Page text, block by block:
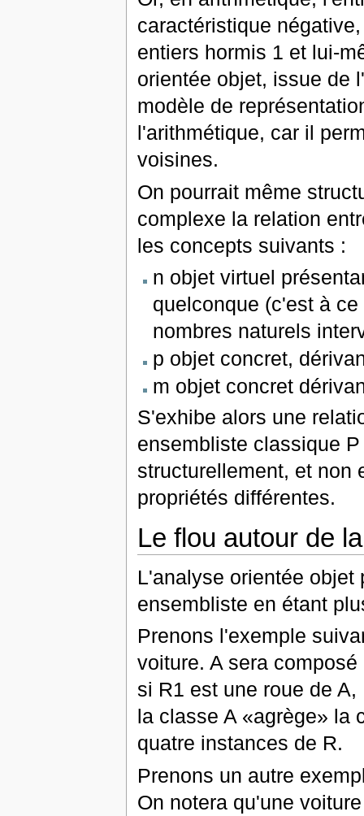
caractéristique
entiers hormis 1 et lui-
orientée objet, issue de
modèle de
l'arithmétique, car il
voisines.
On pourrait même
complexe la relation
les concepts suivants :
n objet virtuel
quelconque (c'est à
nombres naturels
p objet concret,
m objet concret
S'exhibe alors une
ensembliste classique
structurellement, et non
propriétés différentes.
Le flou autour de
L'analyse orientée
ensembliste en étant
Prenons l'exemple
voiture. A sera
si R1 est une roue de
la classe A «agrège» la
quatre instances de R.
Prenons un autre
On notera qu'une